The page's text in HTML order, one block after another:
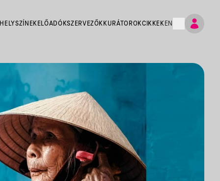
HELYSZÍNEK ELŐADÓKSZERVEZŐK KURÁTOROKCIKKEK EN